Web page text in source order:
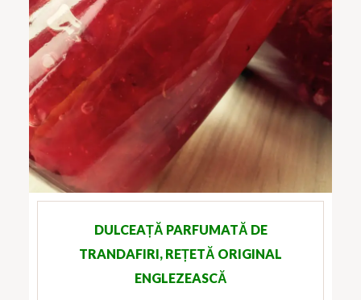
DULCEAȚĂ PARFUMATĂ DE
TRANDAFIRI, REȚETĂ ORIGINAL
ENGLEZEASCĂ